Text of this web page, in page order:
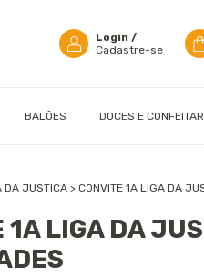
Login /
Cadastre-se
BALÕES DOCES E
DA JUSTICA > CONVITE 1A LIGA DA
1A LIGA DA